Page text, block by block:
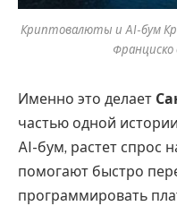
Криптовалюты и AI-бум
Именно это делает
частью одной
AI-бум, растет спрос
помогают быстро
программировать